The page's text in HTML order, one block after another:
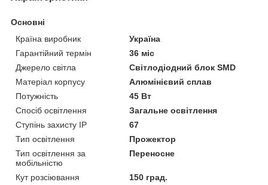
Основні
Країна виробник
Україна
Гарантійний термін
36 міс
Джерело світла
Світлодіодний блок SMD
Матеріал корпусу
Алюмінієвий сплав
Потужність
45 Вт
Спосіб освітлення
Загальне освітлення
Ступінь захисту IP
67
Тип освітлення
Прожектор
Тип освітлення за
мобільністю
Переносне
Кут розсіювання 150 град.